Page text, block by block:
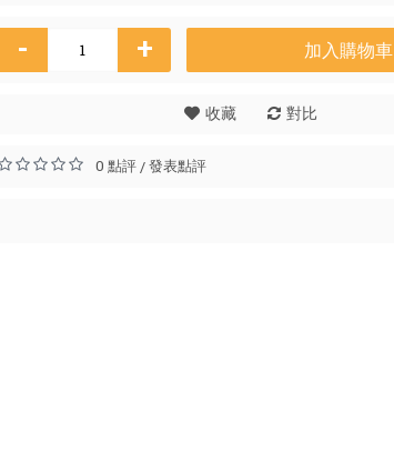
- + 加入購物車
收藏 對比
0 點評/發表點評